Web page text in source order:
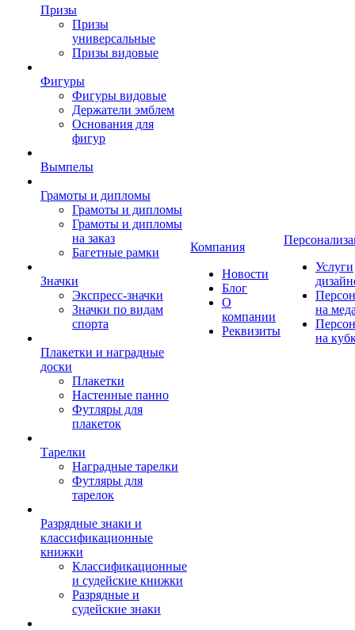
Призы
Призы
универсальные
Призы видовые
Фигуры
Фигуры видовые
Держатели эмблем
Основания для
фигур
Вымпелы
Грамоты и дипломы
Грамоты и дипломы
Грамоты и дипломы
на заказ
Багетные рамки
Значки
Экспресс-значки
Значки по видам
спорта
Плакетки и наградные
доски
Плакетки
Настенные панно
Футляры для
плакеток
Тарелки
Наградные тарелки
Футляры для
тарелок
Разрядные знаки и
классификационные
книжки
Классификационные
и судейские книжки
Разрядные и
судейские знаки
Компания
Новости
Блог
О
компании
Реквизиты
Услуги
на
на